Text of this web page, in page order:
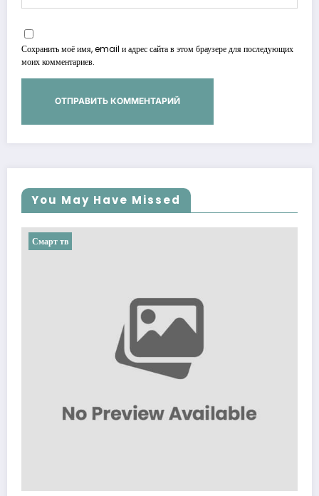
Сохранить моё имя, email и адрес сайта в этом браузере для последующих
моих комментариев.
You May Have Missed
Смарт тв